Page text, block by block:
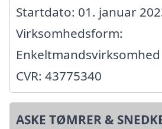
Startdato: 01. januar
Virksomhedsform:
Enkeltmandsvirksomhed
CVR: 43775340
ASKE TØMRER &